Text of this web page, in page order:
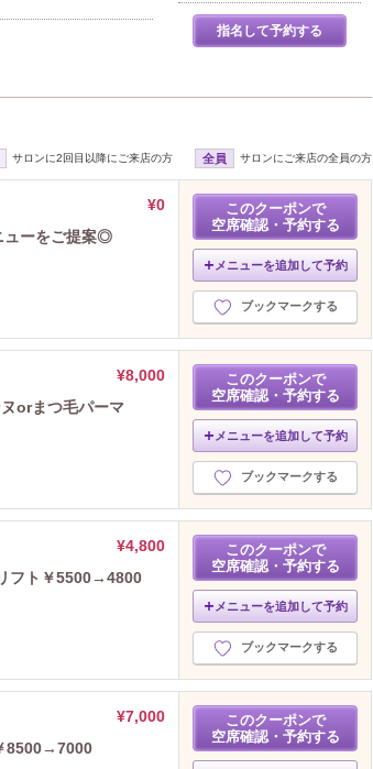
指名して予約する
サロンに2回目以降にご来店の方 全員 サロンにご来店の全員の方
¥0
ューをご提案◎
このクーポンで
空席確認・予約する
メニューを追加して予約
ブックマークする
¥8,000
orまつ毛パーマ
このクーポンで
空席確認・予約する
メニューを追加して予約
ブックマークする
¥4,800
フト￥5500→4800
このクーポンで
空席確認・予約する
メニューを追加して予約
ブックマークする
¥7,000
8500→7000
このクーポンで
空席確認・予約する